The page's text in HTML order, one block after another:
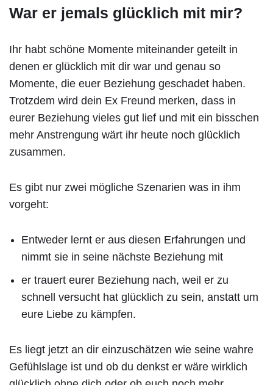
War er jemals glücklich mit mir?
Ihr habt schöne Momente miteinander geteilt in
denen er glücklich mit dir war und genau so
Momente, die euer Beziehung geschadet haben.
Trotzdem wird dein Ex Freund merken, dass in
eurer Beziehung vieles gut lief und mit ein bisschen
mehr Anstrengung wärt ihr heute noch glücklich
zusammen.
Es gibt nur zwei mögliche Szenarien was in ihm
vorgeht:
Entweder lernt er aus diesen Erfahrungen und
nimmt sie in seine nächste Beziehung mit
er trauert eurer Beziehung nach, weil er zu
schnell versucht hat glücklich zu sein, anstatt um
eure Liebe zu kämpfen.
Es liegt jetzt an dir einzuschätzen wie seine wahre
Gefühlslage ist und ob du denkst er wäre wirklich